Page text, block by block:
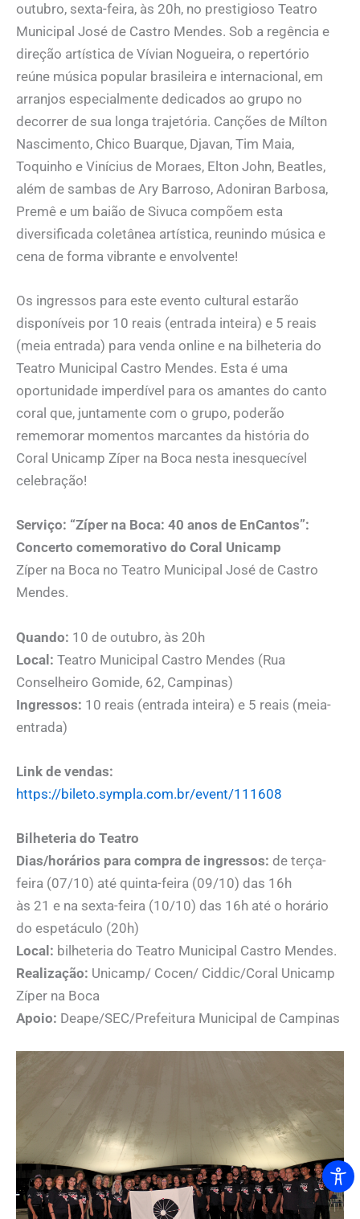
outubro, sexta-feira, às 20h, no prestigioso Teatro
Municipal José de Castro Mendes. Sob a regência e
direção artística de Vívian Nogueira, o repertório
reúne música popular brasileira e internacional, em
arranjos especialmente dedicados ao grupo no
decorrer de sua longa trajetória. Canções de Mílton
Nascimento, Chico Buarque, Djavan, Tim Maia,
Toquinho e Vinícius de Moraes, Elton John, Beatles,
além de sambas de Ary Barroso, Adoniran Barbosa,
Premê e um baião de Sivuca compõem esta
diversificada coletânea artística, reunindo música e
cena de forma vibrante e envolvente!
Os ingressos para este evento cultural estarão
disponíveis por 10 reais (entrada inteira) e 5 reais
(meia entrada) para venda online e na bilheteria do
Teatro Municipal Castro Mendes. Esta é uma
oportunidade imperdível para os amantes do canto
coral que, juntamente com o grupo, poderão
rememorar momentos marcantes da história do
Coral Unicamp Zíper na Boca nesta inesquecível
celebração!
Serviço: “Zíper na Boca: 40 anos de EnCantos”:
Concerto comemorativo do Coral Unicamp
Zíper na Boca no Teatro Municipal José de Castro
Mendes.
Quando: 10 de outubro, às 20h
Local: Teatro Municipal Castro Mendes (Rua
Conselheiro Gomide, 62, Campinas)
Ingressos: 10 reais (entrada inteira) e 5 reais (meia-
entrada)
Link de vendas:
https://bileto.sympla.com.br/event/111608
Bilheteria do Teatro
Dias/horários para compra de ingressos: de terça-
feira (07/10) até quinta-feira (09/10) das 16h
às 21 e na sexta-feira (10/10) das 16h até o horário
do espetáculo (20h)
Local: bilheteria do Teatro Municipal Castro Mendes.
Realização: Unicamp/ Cocen/ Ciddic/Coral Unicamp
Zíper na Boca
Apoio: Deape/SEC/Prefeitura Municipal de Campinas